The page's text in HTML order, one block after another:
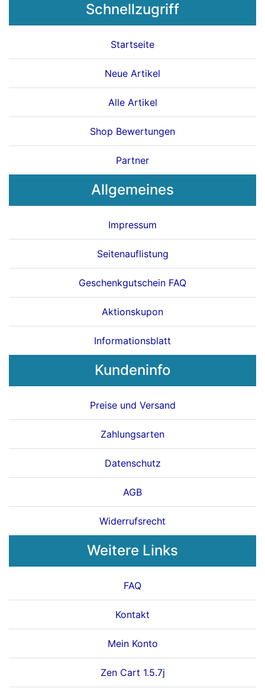
Schnellzugriff
Startseite
Neue Artikel
Alle Artikel
Shop Bewertungen
Partner
Allgemeines
Impressum
Seitenauflistung
Geschenkgutschein FAQ
Aktionskupon
Informationsblatt
Kundeninfo
Preise und Versand
Zahlungsarten
Datenschutz
AGB
Widerrufsrecht
Weitere Links
FAQ
Kontakt
Mein Konto
Zen Cart 1.5.7j